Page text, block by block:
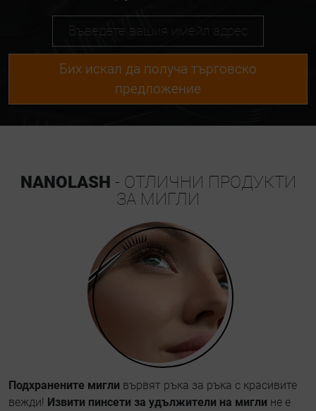
Бих искал да получа търговско
предложение
NANOLASH - ОТЛИЧНИ ПРОДУКТИ
ЗА МИГЛИ
Подхранените мигли вървят ръка за ръка с красивите
вежди! Извити пинсети за удължители на мигли не е